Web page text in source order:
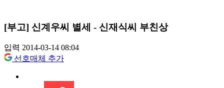
[부고] 신계우씨 별세 - 신재식씨 부친상
입력 2014-03-14 08:04
선호매체 추가